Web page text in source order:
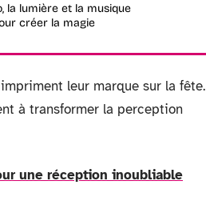
la lumière et la musique
créer la magie
leur marque sur la fête.
à transformer la perception
une réception inoubliable